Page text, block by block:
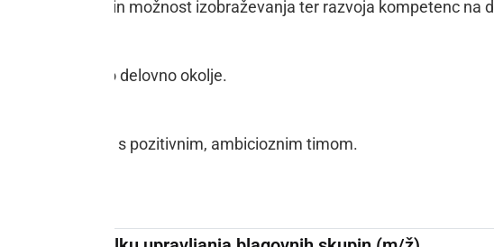
Mentorstvo in možnost izobraževanja ter razvoja kompetenc na
Stimulativno delovno okolje.
Sodelovanje s pozitivnim, ambicioznim timom.